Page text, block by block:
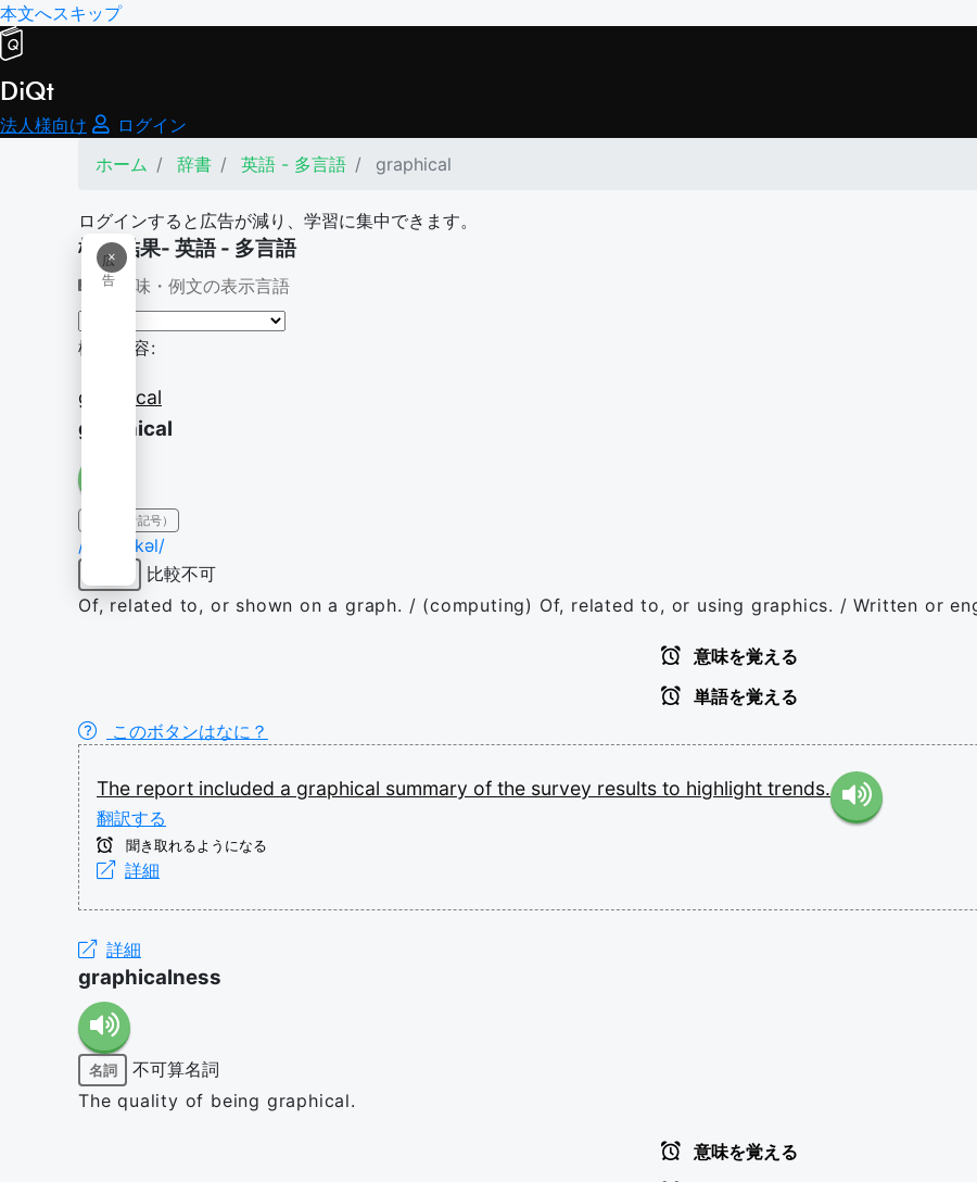
本文へスキップ
DiQt
法人様向け
ログイン
ホーム
辞書 英語 - 多言語 graphical
ログインすると広告が減り、学習に集中できます。
×
広
告
検索結果- 英語 - 多言語
意味・例文の表示言語
検索内容:
graphical
graphical
IPA（発音記号）
/ˈɡɹæfɪkəl/
比較不可
Of, related to, or shown on a graph. / (computing) Of, related to, or using graphics. / Written or
意味を覚える
単語を覚える
このボタンはなに？
The report included a graphical summary of the survey results to highlight trends.
翻訳する
聞き取れるようになる
詳細
詳細
graphicalness
名詞
不可算名詞
The quality of being graphical.
意味を覚える